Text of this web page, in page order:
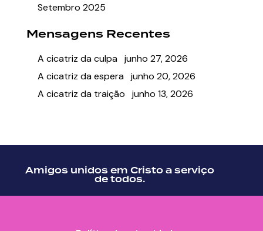
Setembro 2025
Mensagens Recentes
A cicatriz da culpa junho 27, 2026
A cicatriz da espera junho 20, 2026
A cicatriz da traição
junho 13, 2026
Amigos unidos em Cristo a serviço
de todos.